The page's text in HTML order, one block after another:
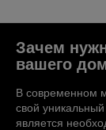
Зачем
вашего
В современном
свой
является